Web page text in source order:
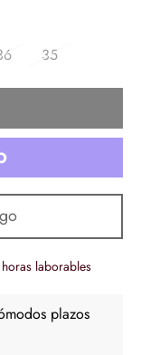
35
laborables
plazos